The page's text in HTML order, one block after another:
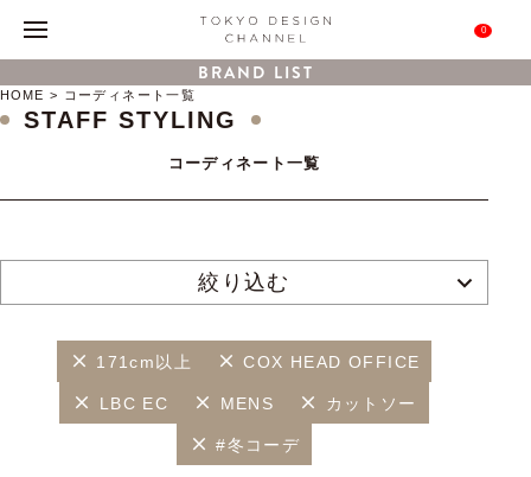
0
BRAND LIST
HOME コーディネート一覧
STAFF STYLING
コーディネート一覧
絞り込む
171cm以上 COX HEAD OFFICE
LBC EC MENS カットソー
#冬コーデ